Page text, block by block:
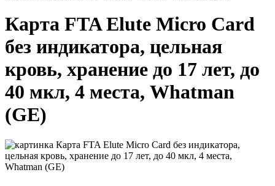
Карта FTA Elute Micro Card
без индикатора, цельная
кровь, хранение до 17 лет, до
40 мкл, 4 места, Whatman
(GE)